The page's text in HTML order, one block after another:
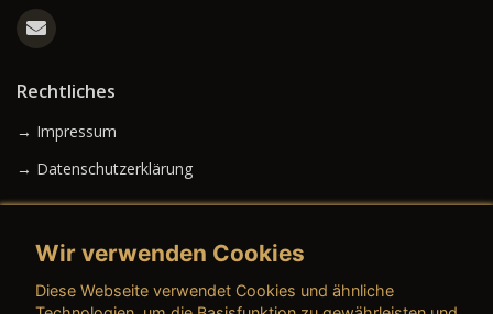
Rechtliches
→ Impressum
→ Datenschutzerklärung
→ AGB (Gebrauchtwagen)
Wir verwenden Cookies
Diese Webseite verwendet Cookies und ähnliche